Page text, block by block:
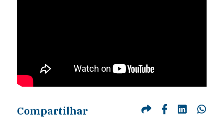
Compartilhar